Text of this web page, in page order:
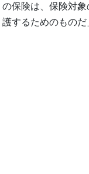
の保険は、保険対
護するためのものだ